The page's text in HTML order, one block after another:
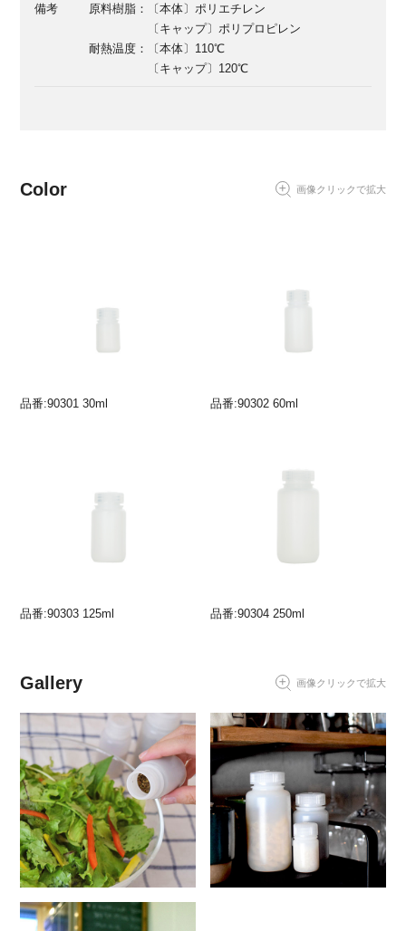
備考
原料樹脂：〔本体〕ポリエチレン
〔キャップ〕ポリプロピレン
耐熱温度：〔本体〕110℃
〔キャップ〕120℃
Color 画像クリックで拡大
品番:90301 30ml 品番:90302 60ml
品番:90303 125ml 品番:90304 250ml
Gallery 画像クリックで拡大